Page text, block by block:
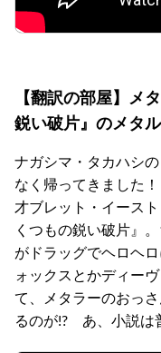
【翻訳の部屋】メ
鋭い破片』のメタ
ナガシマ・タカハシ
なく帰ってきました
才ブレット・イース
くつもの鋭い破片』
がドラッグでヘロヘ
ォックスとかディー
て、メタラーのおっ
るのが!? あ、小説は